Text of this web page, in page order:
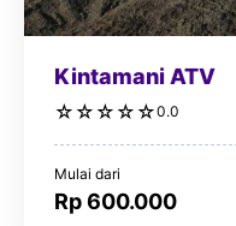
Kintamani ATV
☆ ☆ ☆ ☆ ☆0.0
Mulai dari
Rp 600.000